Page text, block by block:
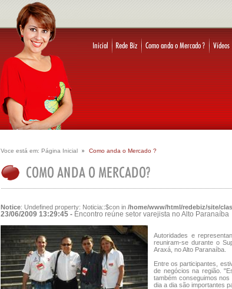
Voce está em: Página Inicial Como anda o Mercado ?
Notice: Undefined property: Noticia::$con in /home/www/html/redebiz/site/
23/06/2009 13:29:45 - Encontro reúne setor varejista no Alto Paranaíba
Autoridades e
reuniram-se durante o
Araxá, no Alto Paranaíba.
Entre os participantes,
de negócios na região.
também conseguimos
dia a dia são importantes